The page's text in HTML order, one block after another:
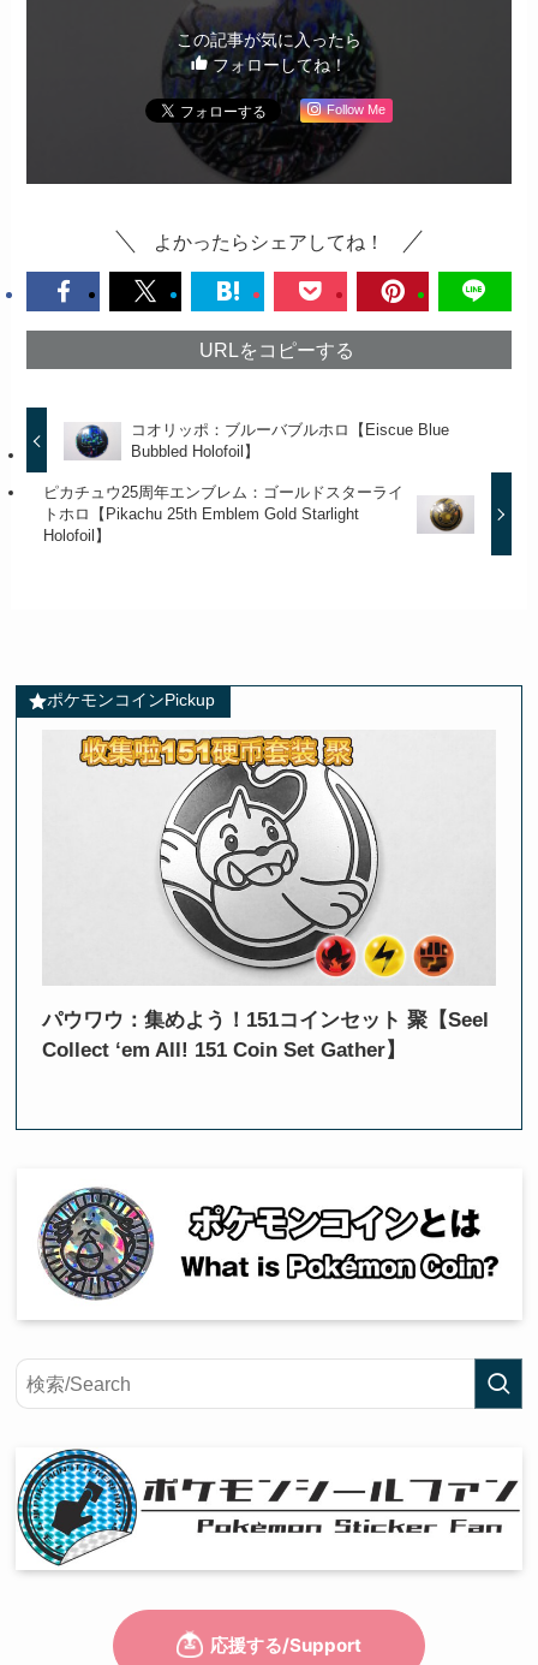
この記事が気に入ったら
フォローしてね！
Follow Me
よかったらシェアしてね！
URLをコピーする
コオリッポ：ブルーバブルホロ【Eiscue Blue
Bubbled Holofoil】
ピカチュウ25周年エンブレム：ゴールドスターライ
トホロ【Pikachu 25th Emblem Gold Starlight
Holofoil】
ポケモンコインPickup
パウワウ：集めよう！151コインセット 聚【Seel
Collect ‘em All! 151 Coin Set Gather】